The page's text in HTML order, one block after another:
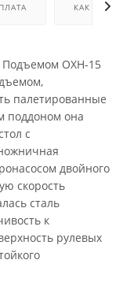
КАК
OXH-15
палетированные
поддоном она
с
двойного
скорость
сталь
к
рулевых